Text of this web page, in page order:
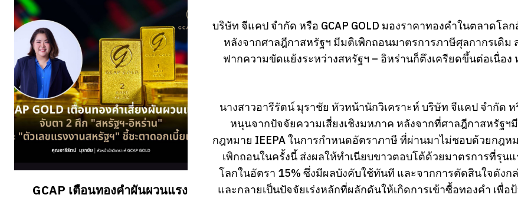
GCAP เตือนทองคำผันผวนแรง
บริษัท จีแคป จำกัด หรือ GCAP GOLD มองราคาทองคำในตลาดโ
หลังจากศาลฎีกาสหรัฐฯ มีมติเพิกถอนมาตรการภาษีศุลกากรเดิ
ฟากความขัดแย้งระหว่างสหรัฐฯ – อิหร่านก็ตึงเครียดขึ้นต่อเนื่
นางสาวอารีรัตน์ มุราชัย หัวหน้านักวิเคราะห์ บริษัท จีแคป จำกัด ห
หนุนจากปัจจัยความเสี่ยงเชิงมหภาค หลังจากที่ศาลฎีกาสหรัฐ
กฎหมาย IEEPA ในการกำหนดอัตราภาษี ที่ผ่านมาไม่ชอบด้วยกฎ
เพิกถอนในครั้งนี้ ส่งผลให้ทำเนียบขาวตอบโต้ด้วยมาตรการที่รุน
โลกในอัตรา 15% ซึ่งมีผลบังคับใช้ทันที และจากการตัดสินใจดังก
และกลายเป็นปัจจัยเร่งหลักที่ผลักดันให้เกิดการเข้าซื้อทองคำ เ